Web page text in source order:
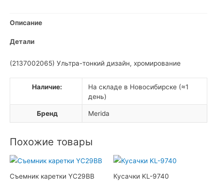
инструментов
складной
Описание
Детали
(2137002065) Ультра-тонкий дизайн, хромирование
Наличие:
На складе в Новосибирске (≈1
день)
Бренд Merida
Похожие товары
Съемник каретки YC29BB Кусачки KL-9740